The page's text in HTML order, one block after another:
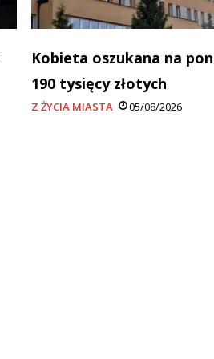
Kobieta oszukana na
190 tysięcy złotych
Z ŻYCIA MIASTA 05/08/2026